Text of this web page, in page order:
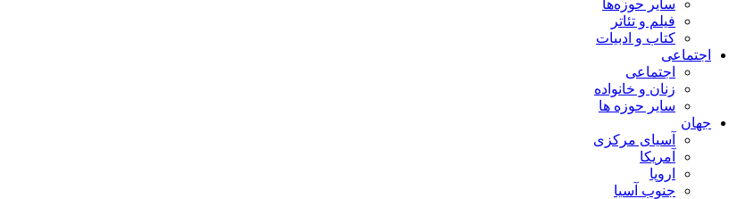
سایر حوزه‌ها
فیلم و تئاتر
کتاب و ادبیات
اجتماعی
اجتماعی
زنان و خانواده
سایر حوزه ها
جهان
آسیای مرکزی
آمریکا
اروپا
جنوب آسیا